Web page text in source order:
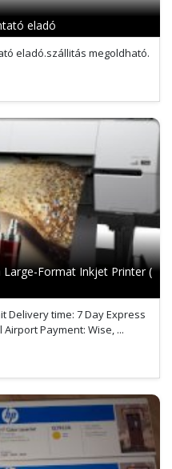
eladó
eladó.szállitás megoldható.
Large-Format Inkjet Printer (
Delivery time: 7 Day Express
Payment: Wise, ...